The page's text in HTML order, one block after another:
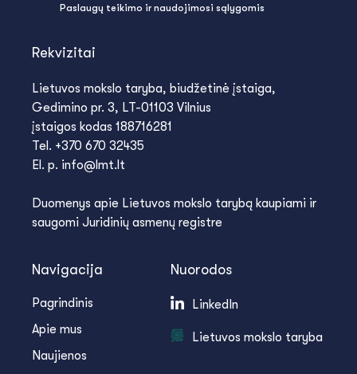
Rekvizitai
Lietuvos mokslo taryba, biudžetinė įstaiga,
Gedimino pr. 3, LT-01103 Vilnius
įstaigos kodas 188716281
Tel. +370 670 32435
El. p. info@lmt.lt
Duomenys apie Lietuvos mokslo tarybą kaupiami ir
saugomi Juridinių asmenų registre
Navigacija
Pagrindinis
Apie mus
Naujienos
Nuorodos
LinkedIn
Lietuvos mokslo taryba
Paslaugų teikimo ir naudojimosi sąlygomis